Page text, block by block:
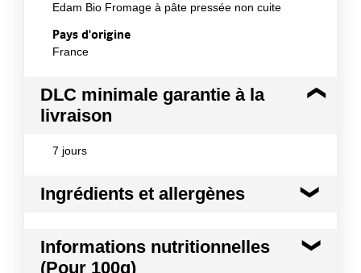
Edam Bio Fromage à pâte pressée non cuite
Pays d'origine
France
DLC minimale garantie à la
livraison
7 jours
Ingrédients et allergènes
LAIT biologique pasteurisé de vache (origine
France), sel, enzyme coagulante, ferments
Informations nutritionnelles
(Pour 100g)